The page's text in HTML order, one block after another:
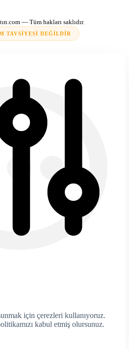
— Tüm hakları saklıdır.
TAVSIYESI DEĞILDIR
için çerezleri kullanıyoruz.
kabul etmiş olursunuz.